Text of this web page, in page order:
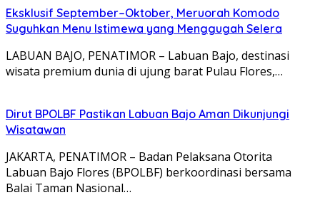
Eksklusif September–Oktober, Meruorah Komodo
Suguhkan Menu Istimewa yang Menggugah Selera
LABUAN BAJO, PENATIMOR – Labuan Bajo, destinasi
wisata premium dunia di ujung barat Pulau Flores,…
Dirut BPOLBF Pastikan Labuan Bajo Aman Dikunjungi
Wisatawan
JAKARTA, PENATIMOR – Badan Pelaksana Otorita
Labuan Bajo Flores (BPOLBF) berkoordinasi bersama
Balai Taman Nasional…